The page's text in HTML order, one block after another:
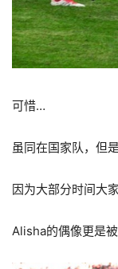
可惜…
虽同在国家队，但
因为大部分时间大
Alisha的偶像更是